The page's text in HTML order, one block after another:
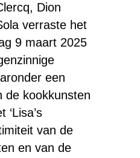
Dion
verraste het
9 maart 2025
een
de kookkunsten
‘Lisa’s
van de
en van de